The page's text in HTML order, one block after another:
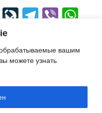
вашим
можете узнать
Mail.Ru
LiveJournal
Viber